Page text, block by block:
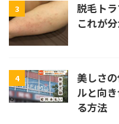
3
脱毛ト
これが
4
美しさ
ルと向
る方法